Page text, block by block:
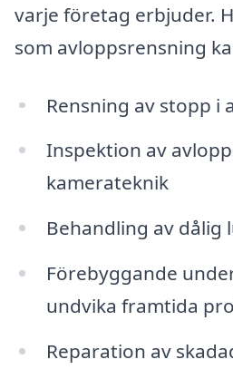
varje företag erbjuder.
som avloppsrensning
Rensning av stopp i
Inspektion av
kamerateknik
Behandling av dålig
Förebyggande
undvika framtida
Reparation av